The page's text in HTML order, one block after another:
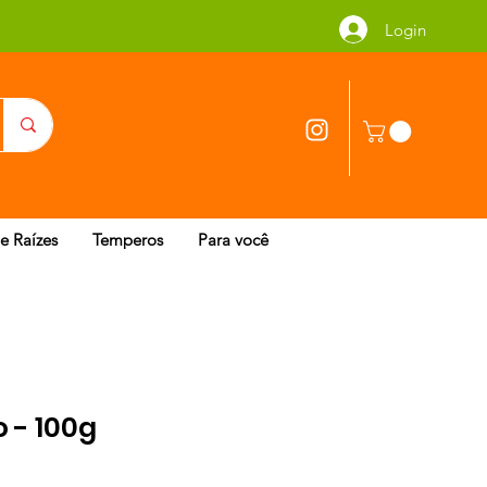
Login
Raízes Temperos Para você
- 100g